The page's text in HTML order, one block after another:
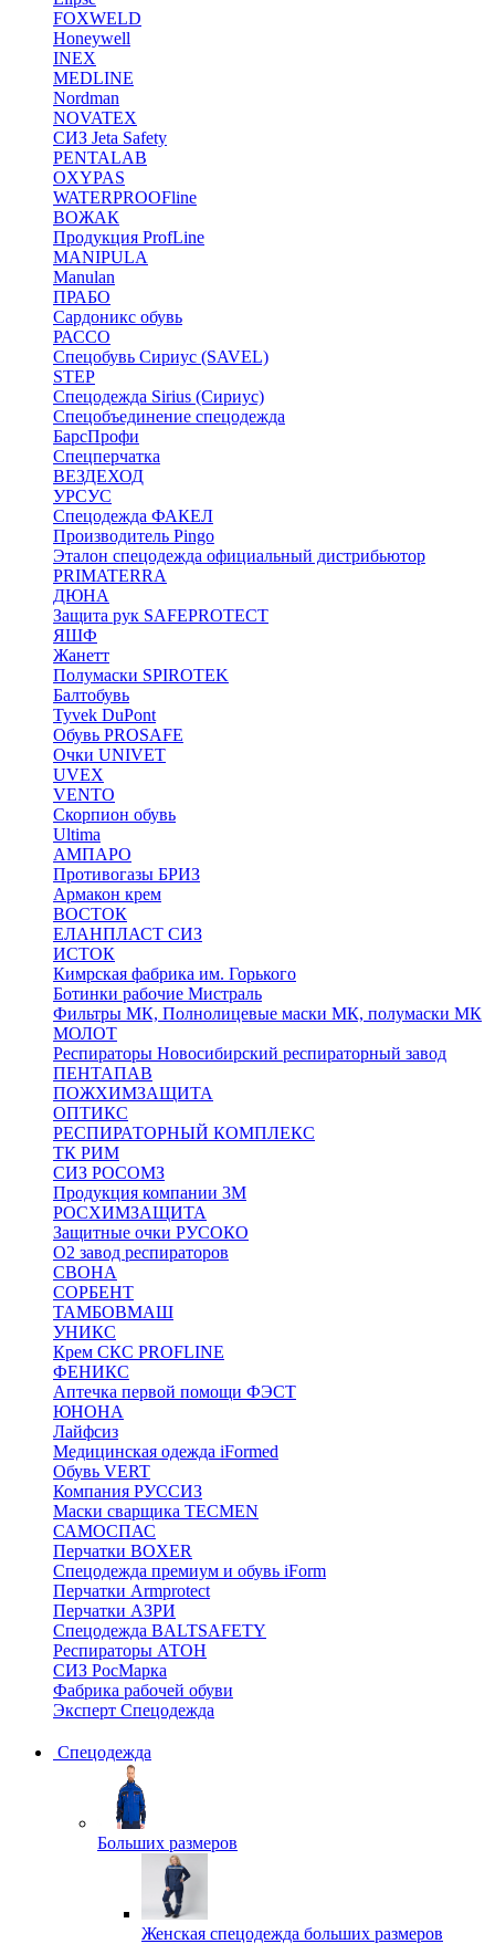
FOXWELD
Honeywell
INEX
MEDLINE
Nordman
NOVATEX
СИЗ Jeta Safety
PENTALAB
OXYPAS
WATERPROOFline
ВОЖАК
Продукция ProfLine
MANIPULA
Manulan
ПРАБО
Сардоникс обувь
РАССО
Спецобувь Сириус (SAVEL)
STEP
Спецодежда Sirius (Сириус)
Спецобъединение спецодежда
БарсПрофи
Спецперчатка
ВЕЗДЕХОД
УРСУС
Спецодежда ФАКЕЛ
Производитель Pingo
Эталон спецодежда официальный дистрибьютор
PRIMATERRA
ДЮНА
Защита рук SAFEPROTECT
ЯШФ
Жанетт
Полумаски SPIROTEK
Балтобувь
Tyvek DuPont
Обувь PROSAFE
Очки UNIVET
UVEX
VENTO
Скорпион обувь
Ultima
АМПАРО
Противогазы БРИЗ
Армакон крем
ВОСТОК
ЕЛАНПЛАСТ СИЗ
ИСТОК
Кимрская фабрика им. Горького
Ботинки рабочие Мистраль
Фильтры МК, Полнолицевые маски МК, полумаски МК
МОЛОТ
Респираторы Новосибирский респираторный завод
ПЕНТАПАВ
ПОЖХИМЗАЩИТА
ОПТИКС
РЕСПИРАТОРНЫЙ КОМПЛЕКС
ТК РИМ
СИЗ РОСОМЗ
Продукция компании 3M
РОСХИМЗАЩИТА
Защитные очки РУСОКО
О2 завод респираторов
СВОНА
СОРБЕНТ
ТАМБОВМАШ
УНИКС
Крем СКС PROFLINE
ФЕНИКС
Аптечка первой помощи ФЭСТ
ЮНОНА
Лайфсиз
Медицинская одежда iFormed
Обувь VERT
Компания РУССИЗ
Маски сварщика TECMEN
САМОСПАС
Перчатки BOXER
Спецодежда премиум и обувь iForm
Перчатки Armprotect
Перчатки АЗРИ
Спецодежда BALTSAFETY
Респираторы АТОН
СИЗ РосМарка
Фабрика рабочей обуви
Эксперт Спецодежда
Спецодежда
Больших размеров
Женская спецодежда больших размеров